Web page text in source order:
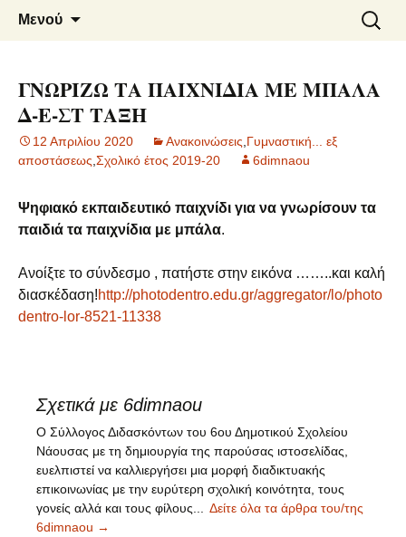
6o ΔΗΜΟΤΙΚΟ ΣΧΟΛΕΙΟ
ΝΑΟΥΣΑΣ
Μενού
για:
ΓΝΩΡΙΖΩ ΤΑ ΠΑΙΧΝΙΔΙΑ ΜΕ ΜΠΑΛΑ
Δ-Ε-ΣΤ ΤΑΞΗ
12 Απριλίου 2020 Ανακοινώσεις Γυμναστική... εξ
αποστάσεως Σχολικό έτος 2019-20 6dimnaou
Ψηφιακό εκπαιδευτικό παιχνίδι για να γνωρίσουν τα
παιδιά τα παιχνίδια με μπάλα.
Ανοίξτε το σύνδεσμο , πατήστε στην εικόνα ……..και καλή
διασκέδαση!http://photodentro.edu.gr/aggregator/lo/photo
dentro-lor-8521-11338
Σχετικά με 6dimnaou
Ο Σύλλογος Διδασκόντων του 6ου Δημοτικού Σχολείου
Νάουσας με τη δημιουργία της παρούσας ιστοσελίδας,
ευελπιστεί να καλλιεργήσει μια μορφή διαδικτυακής
επικοινωνίας με την ευρύτερη σχολική κοινότητα, τους
γονείς αλλά και τους φίλους...
Δείτε όλα τα άρθρα του/της
6dimnaou →